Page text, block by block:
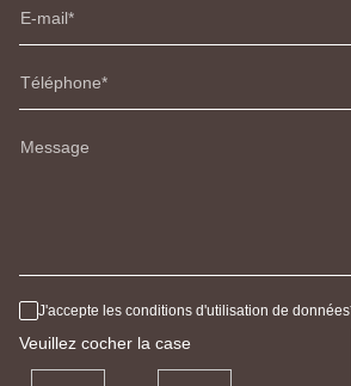
E-mail
Téléphone
Message
J'accepte les conditions d'utilisation de données
Veuillez cocher la case